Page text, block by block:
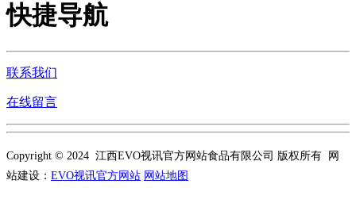
快捷导航
联系我们
在线留言
Copyright © 2024 江西EVO视讯官方网站食品有限公司 版权所有 网
站建设： EVO视讯官方网站 网站地图